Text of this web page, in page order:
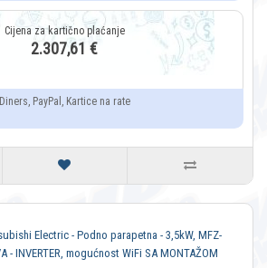
2.307,61 €
Diners, PayPal, Kartice na rate